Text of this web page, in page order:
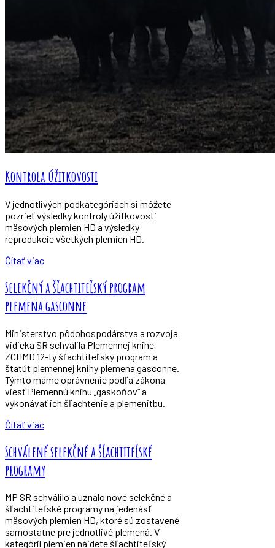
Kontrola úžitkovosti
V jednotlivých podkategóriách si môžete
pozrieť výsledky kontroly úžitkovosti
mäsových plemien HD a výsledky
reprodukcie všetkých plemien HD.
Čítať viac
Selekčný a šľachtiteľský program
plemena gasconne
Ministerstvo pôdohospodárstva a rozvoja
vidieka SR schválila Plemennej knihe
ZCHMD 12-ty šľachtiteľský program a
štatút plemennej knihy plemena gasconne.
Týmto máme oprávnenie podľa zákona
viesť Plemennú knihu „gaskoňov“ a
vykonávať ich šľachtenie a plemenitbu.
Čítať viac
Schválené selekčné a šľachtiteľské
programy
MP SR schválilo a uznalo nové selekčné a
šľachtiteľské programy na jedenásť
mäsových plemien HD, ktoré sú zostavené
samostatne pre jednotlivé plemená. V
kategórií plemien nájdete šľachtiteľský